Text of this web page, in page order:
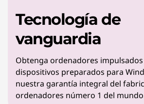
Tecnología de
vanguardia
Obtenga ordenadores
dispositivos preparados para
nuestra garantía integral del
ordenadores número 1 del